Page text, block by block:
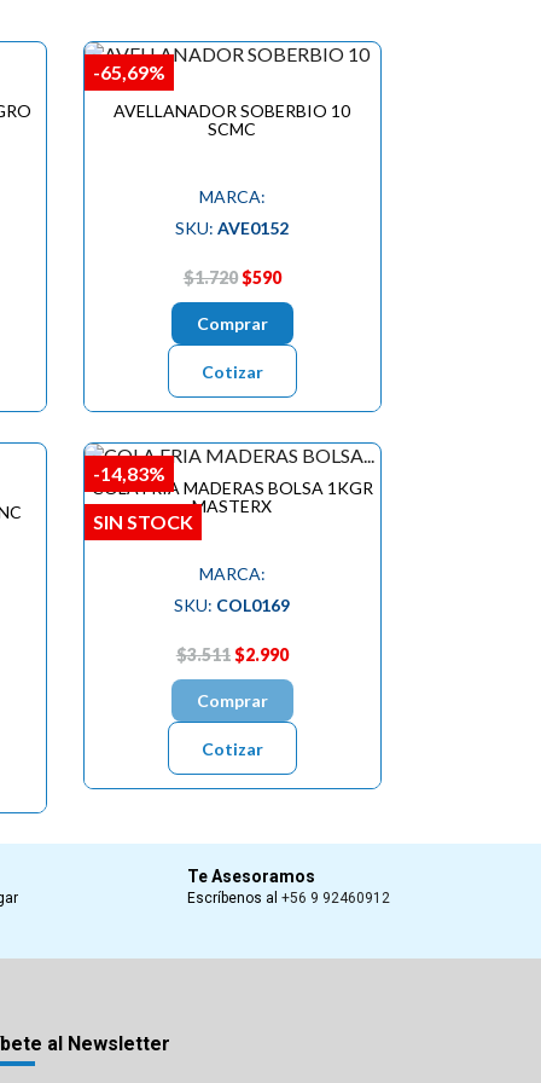
AVELLANADOR SOBERBIO 10
SCMC
MARCA:
SKU:AVE0152
$1.720$590
Comprar
Cotizar
-65,69%
COLA FRIA MADERAS BOLSA 1KGR
MASTERX
MARCA:
SKU: COL0169
$3.511$2.990
Comprar
Cotizar
-14,83%
SIN STOCK
Te Asesoramos
Escríbenos al+56 9 92460912
al Newsletter